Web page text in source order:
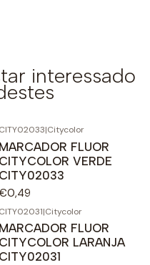
interessado
CITY02033|Citycolor
MARCADOR FLUOR
CITYCOLOR VERDE
CITY02033
CITY02031|Citycolor
MARCADOR FLUOR
CITYCOLOR LARANJA
CITY02031